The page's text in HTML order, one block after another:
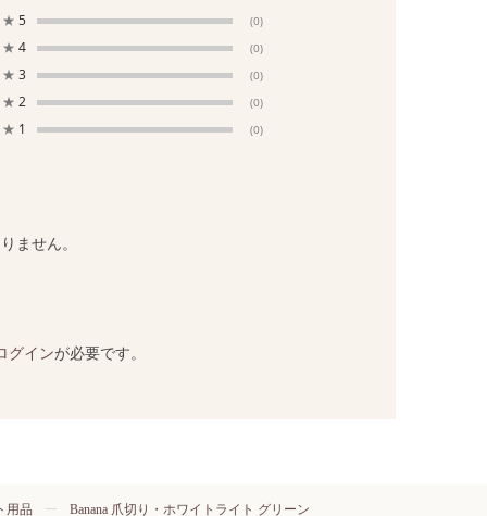
★ 5 (0)
★ 4 (0)
★ 3 (0)
★ 2 (0)
★ 1 (0)
ません。
グインが必要です。
用品 Banana 爪切り・ホワイトライト グリーン